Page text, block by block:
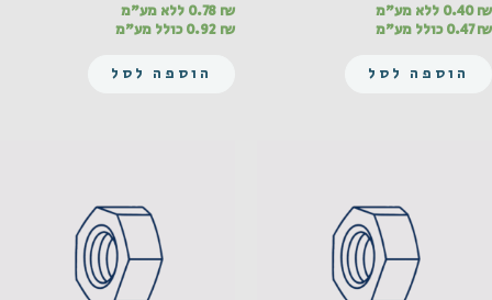
דורג
מתוך
0.40₪
ללא מע"מ
0.47₪ כולל מע"מ
הוספה לסל
דורג
מתוך
0.78 ₪
ללא מע"מ
0.92 ₪ כולל מע"מ
הוספה לסל